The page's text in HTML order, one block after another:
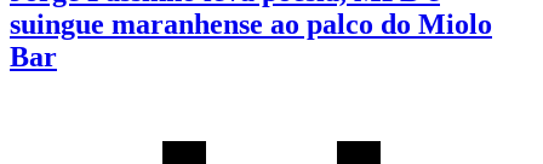
suingue maranhense ao palco do Miolo
Bar